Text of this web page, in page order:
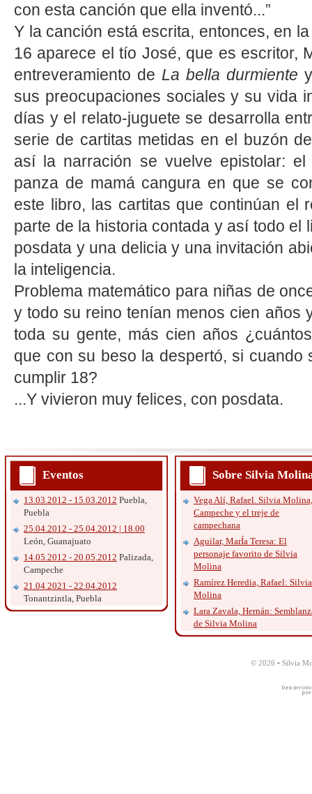
con esta canción que ella inventó...”
Y la canción está escrita, entonces, en
16 aparece el tío José, que es escritor,
entreveramiento de La bella durmiente
sus preocupaciones sociales y su vida
días y el relato-juguete se desarrolla
serie de cartitas metidas en el buzón
así la narración se vuelve epistolar:
panza de mamá cangura en que se
este libro, las cartitas que continúan el
parte de la historia contada y así todo el
posdata y una delicia y una invitación
la inteligencia.
Problema matemático para niñas de
y todo su reino tenían menos cien años
toda su gente, más cien años
que con su beso la despertó, si cuando
cumplir 18?
...Y vivieron muy felices, con posdata.
Eventos
13.03.2012 - 15.03.2012 Puebla,
Puebla
25.04.2012 - 25.04.2012 | 18.00
León, Guanajuato
14.05.2012 - 20.05.2012 Palizada,
Campeche
21.04.2021 - 22.04.2012
Tonantzintla, Puebla
Sobre Silvia
Vega Alí, Rafael. Silvia Molina,
Campeche y el treje de
campechana
Aguilar, MarÍa Teresa: El
personaje favorito de Silvia
Molina
Ramírez Heredia, Rafael: Silvia
Molina
Lara Zavala, Hernán:
de Silvia Molina
© 2026 • Silvia